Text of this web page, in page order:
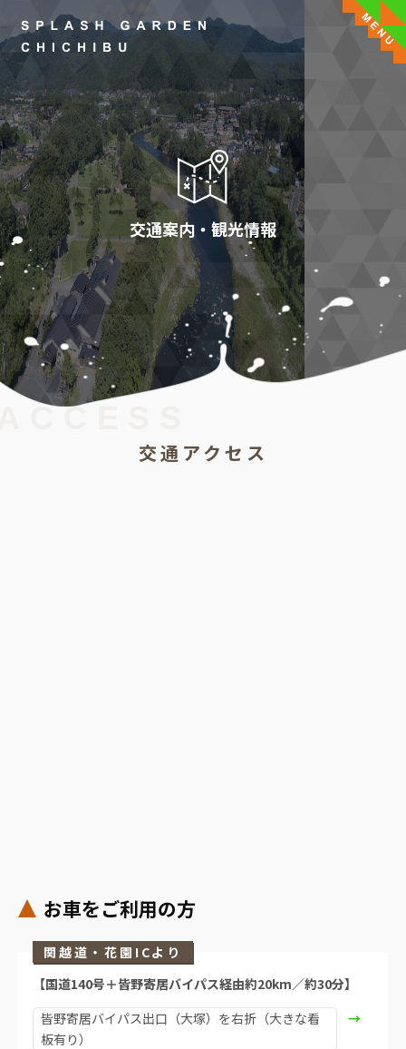
交通案内・観光情報
交通アクセス
お車をご利用の方
関越道・花園ICより
【国道140号＋皆野寄居バイパス経由約20km／約30分】
皆野寄居バイパス出口（大塚）を右折（大きな看
板有り）